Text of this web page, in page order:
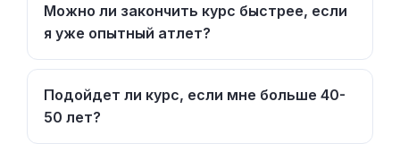
Можно ли закончить курс быстрее, если
я уже опытный атлет?
Подойдет ли курс, если мне больше 40-
50 лет?